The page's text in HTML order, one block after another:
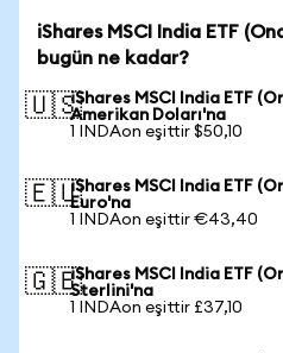
iShares MSCI India ETF
bugün ne kadar?
🇺🇸iShares MSCI India ETF
Amerikan Doları'na
1 INDAon eşittir $50,10
🇪🇺iShares MSCI India ETF
Euro'na
1 INDAon eşittir €43,40
🇬🇧iShares MSCI India ETF
Sterlini'na
1 INDAon eşittir £37,10